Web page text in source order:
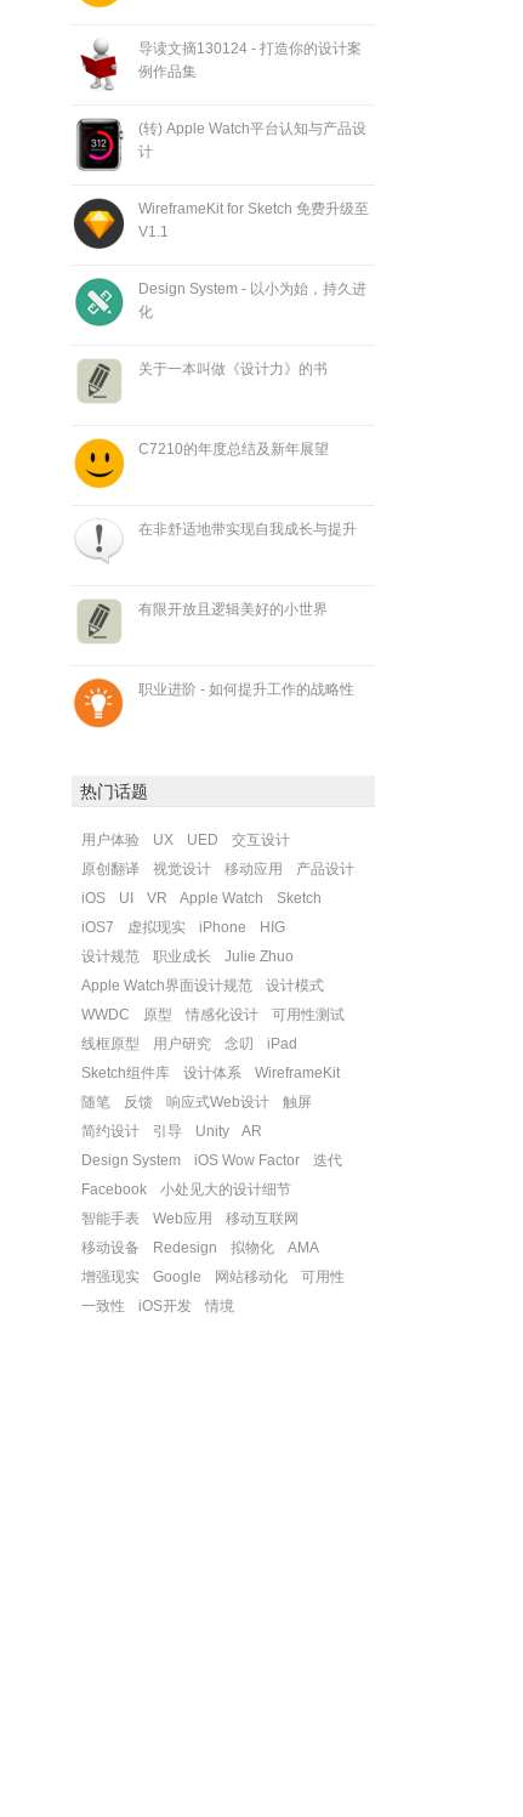
导读文摘130124 - 打造你的设计案
例作品集
(转) Apple Watch平台认知与产品设
计
WireframeKit for Sketch 免费升级至
V1.1
Design System - 以小为始，持久进
化
关于一本叫做《设计力》的书
C7210的年度总结及新年展望
在非舒适地带实现自我成长与提升
有限开放且逻辑美好的小世界
职业进阶 - 如何提升工作的战略性
热门话题
用户体验 UX UED
交互设计
原创翻译
视觉设计 移动应用
产品设计
iOS
UI VR Apple Watch
Sketch
iOS7
虚拟现实 iPhone
HIG
设计规范
职业成长
Julie Zhuo
Apple Watch界面设计规范
设计模式
WWDC
原型 情感化设计
可用性测试
线框原型
用户研究 念叨
iPad
Sketch组件库
设计体系
WireframeKit
随笔
反馈 响应式Web设计
触屏
简约设计
引导 Unity
AR
Design System
iOS Wow Factor
迭代
Facebook
小处见大的设计细节
智能手表
Web应用
移动互联网
移动设备
Redesign 拟物化
AMA
增强现实
Google 网站移动化
可用性
一致性
iOS开发 情境